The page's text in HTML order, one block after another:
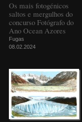
Os mais fotogénicos
saltos e mergulhos do
concurso Fotógrafo do
Ano Ocean Azores
Fugas
08.02.2024